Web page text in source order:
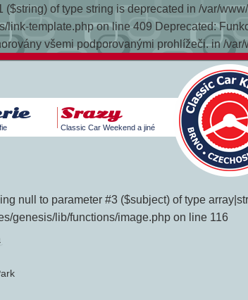
($string) of type string is deprecated in /var/
template.php on line 409 Deprecated:
všemi podporovanými prohlížeči. in /
Srazy
Classic Car Weekend a jiné
null to parameter #3 ($subject) of type
genesis/lib/functions/image.php on line 116